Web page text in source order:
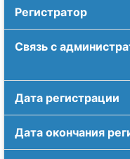
Регистратор
Связь с
Дата регистрации
Дата окончания